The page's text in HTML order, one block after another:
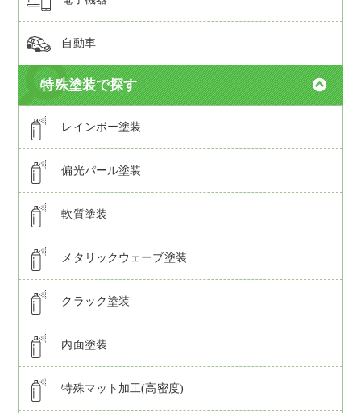
自動車
特殊塗装で探す
レインボー塗装
偏光パール塗装
軟質塗装
メタリックウェーブ塗装
クラック塗装
内面塗装
特殊マット加工(高密度)